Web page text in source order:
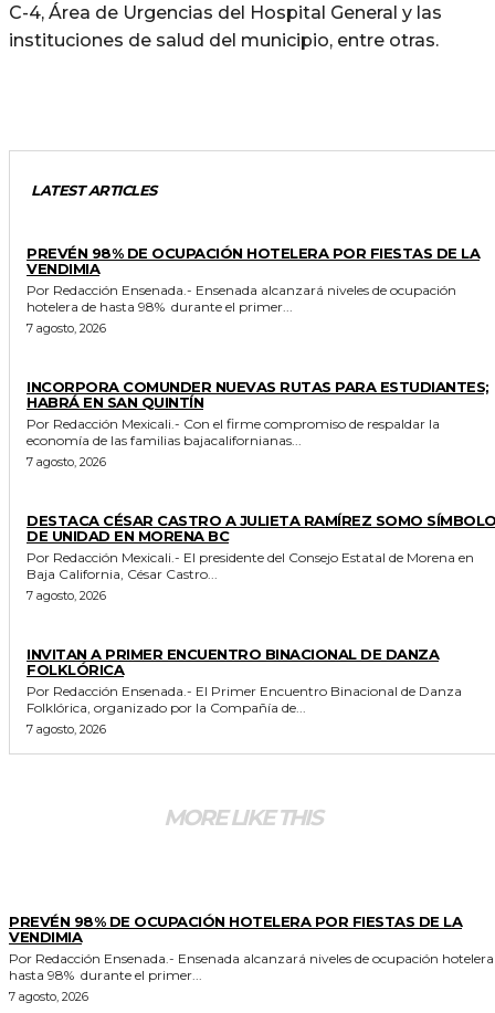
C-4, Área de Urgencias del Hospital General y las
instituciones de salud del municipio, entre otras.
LATEST ARTICLES
PREVÉN 98% DE OCUPACIÓN HOTELERA POR FIESTAS DE LA
VENDIMIA
Por Redacción Ensenada.- Ensenada alcanzará niveles de ocupación
hotelera de hasta 98% durante el primer...
7 agosto, 2026
INCORPORA COMUNDER NUEVAS RUTAS PARA ESTUDIANTES;
HABRÁ EN SAN QUINTÍN
Por Redacción Mexicali.- Con el firme compromiso de respaldar la
economía de las familias bajacalifornianas...
7 agosto, 2026
DESTACA CÉSAR CASTRO A JULIETA RAMÍREZ SOMO
DE UNIDAD EN MORENA BC
Por Redacción Mexicali.- El presidente del Consejo Estatal de Morena en
Baja California, César Castro...
7 agosto, 2026
INVITAN A PRIMER ENCUENTRO BINACIONAL DE DANZA
FOLKLÓRICA
Por Redacción Ensenada.- El Primer Encuentro Binacional de Danza
Folklórica, organizado por la Compañía de...
7 agosto, 2026
MORE LIKE THIS
PREVÉN 98% DE OCUPACIÓN HOTELERA POR FIESTAS DE LA
VENDIMIA
Por Redacción Ensenada.- Ensenada alcanzará niveles de ocupación hotelera de
hasta 98% durante el primer...
7 agosto, 2026